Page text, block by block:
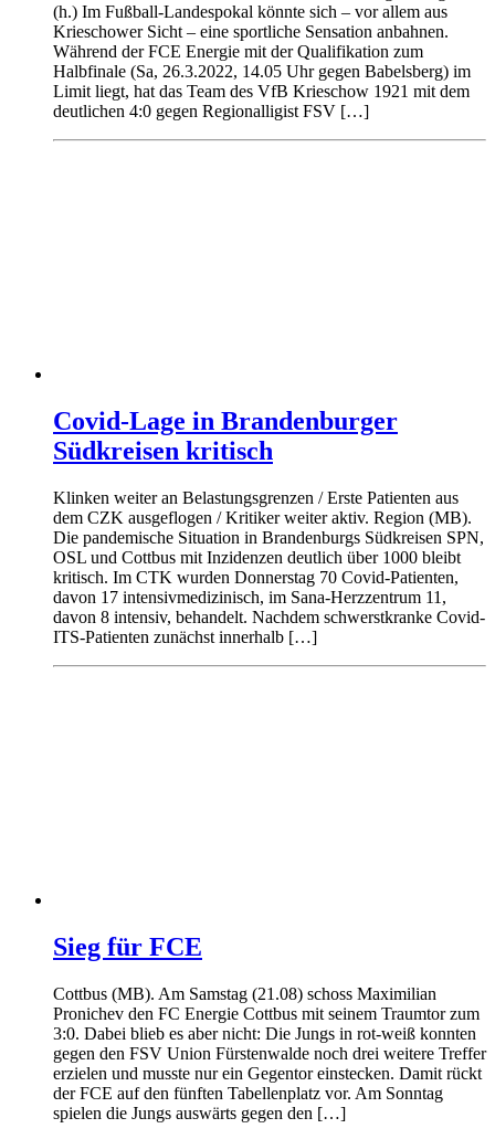
(h.) Im Fußball-Landespokal könnte sich – vor allem aus
Krieschower Sicht – eine sportliche Sensation anbahnen.
Während der FCE Energie mit der Qualifikation zum
Halbfinale (Sa, 26.3.2022, 14.05 Uhr gegen Babelsberg) im
Limit liegt, hat das Team des VfB Krieschow 1921 mit dem
deutlichen 4:0 gegen Regionalligist FSV […]
Covid-Lage in Brandenburger
Südkreisen kritisch
Klinken weiter an Belastungsgrenzen / Erste Patienten aus
dem CZK ausgeflogen / Kritiker weiter aktiv. Region (MB).
Die pandemische Situation in Brandenburgs Südkreisen SPN,
OSL und Cottbus mit Inzidenzen deutlich über 1000 bleibt
kritisch. Im CTK wurden Donnerstag 70 Covid-Patienten,
davon 17 intensivmedizinisch, im Sana-Herzzentrum 11,
davon 8 intensiv, behandelt. Nachdem schwerstkranke Covid-
ITS-Patienten zunächst innerhalb […]
Sieg für FCE
Cottbus (MB). Am Samstag (21.08) schoss Maximilian
Pronichev den FC Energie Cottbus mit seinem Traumtor zum
3:0. Dabei blieb es aber nicht: Die Jungs in rot-weiß konnten
gegen den FSV Union Fürstenwalde noch drei weitere Treffer
erzielen und musste nur ein Gegentor einstecken. Damit rückt
der FCE auf den fünften Tabellenplatz vor. Am Sonntag
spielen die Jungs auswärts gegen den […]